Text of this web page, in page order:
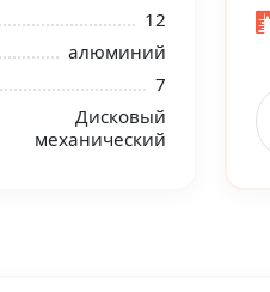
12
алюминий
7
Дисковый
механический